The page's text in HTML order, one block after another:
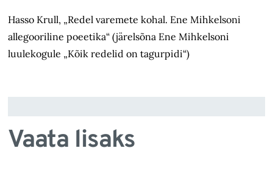
Hasso Krull, „Redel varemete kohal. Ene Mihkelsoni
allegooriline poeetika“ (järelsõna Ene Mihkelsoni
luulekogule „Kõik redelid on tagurpidi“)
Vaata lisaks